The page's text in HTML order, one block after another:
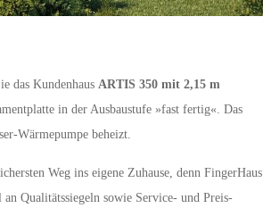
das Kundenhaus ARTIS 350 mit 2,15 m
in der Ausbaustufe »fast fertig«. Das
Wärmepumpe beheizt.
Weg ins eigene Zuhause, denn FingerHaus
Qualitätssiegeln sowie Service- und Preis-